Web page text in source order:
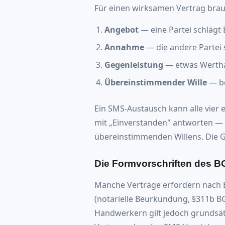
Für einen wirksamen Vertrag
Angebot— eine Partei schlägt
Annahme— die andere Partei
Gegenleistung — etwas
Übereinstimmender Wille—
Ein SMS-Austausch kann alle
mit „Einverstanden" antworten —
übereinstimmenden Willens. Die
Die Formvorschriften des
Manche Verträge erfordern
(notarielle Beurkundung, §311b
Handwerkern gilt jedoch